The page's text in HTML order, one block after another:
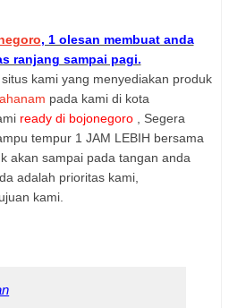
, 1 olesan membuat anda
ranjang sampai pagi.
kami yang menyediakan produk
pada kami di kota
ready di bojonegoro , Segera
tempur 1 JAM LEBIH bersama
akan sampai pada tangan anda
adalah prioritas kami,
kami.